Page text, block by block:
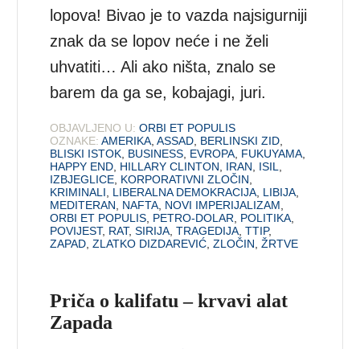
lopova! Bivao je to vazda najsigurniji
znak da se lopov neće i ne želi
uhvatiti… Ali ako ništa, znalo se
barem da ga se, kobajagi, juri.
OBJAVLJENO U: ORBI ET POPULIS
OZNAKE: AMERIKA,ASSAD, BERLINSKI ZID,
BLISKI ISTOK, BUSINESS, EVROPA, FUKUYAMA,
HAPPY END, HILLARY CLINTON, IRAN, ISIL,
IZBJEGLICE, KORPORATIVNI ZLOČIN,
KRIMINALI, LIBERALNA DEMOKRACIJA, LIBIJA,
MEDITERAN, NAFTA, NOVI IMPERIJALIZAM,
ORBI ET POPULIS, PETRO-DOLAR, POLITIKA,
POVIJEST, RAT,SIRIJA,TRAGEDIJA,TTIP,
ZAPAD,ZLATKO DIZDAREVIĆ,ZLOČIN,ŽRTVE
Priča o kalifatu – krvavi alat
Zapada